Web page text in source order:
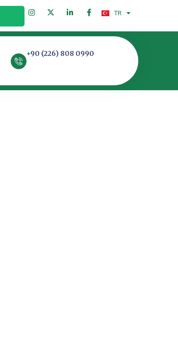
TR
EN
+90 (226) 808 0990